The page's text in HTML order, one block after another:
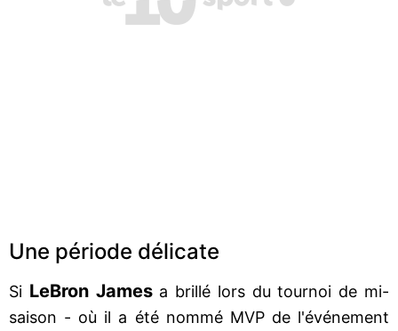
Une période délicate
Si LeBron Jamesa brillé lors du tournoi de mi-
saison - où il a été nommé MVP de l'événement